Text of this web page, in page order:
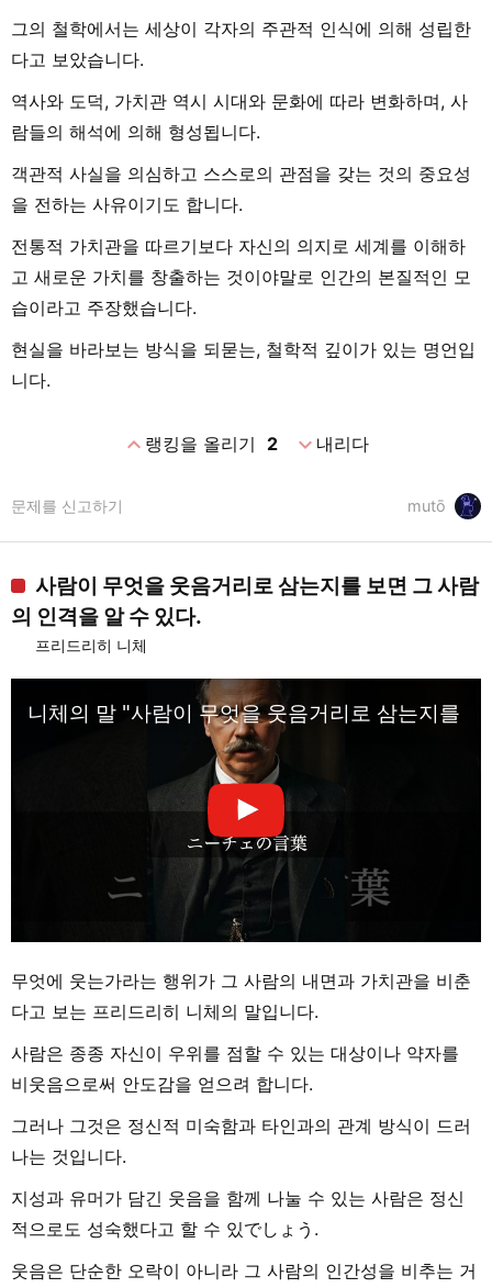
그의 철학에서는 세상이 각자의 주관적 인식에 의해 성립한
다고 보았습니다.
역사와 도덕, 가치관 역시 시대와 문화에 따라 변화하며, 사
람들의 해석에 의해 형성됩니다.
객관적 사실을 의심하고 스스로의 관점을 갖는 것의 중요성
을 전하는 사유이기도 합니다.
전통적 가치관을 따르기보다 자신의 의지로 세계를 이해하
고 새로운 가치를 창출하는 것이야말로 인간의 본질적인 모
습이라고 주장했습니다.
현실을 바라보는 방식을 되묻는, 철학적 깊이가 있는 명언입
니다.
expand_less랭킹을 올리기 2 expand_more내리다
mutō
문제를 신고하기
사람이 무엇을 웃음거리로 삼는지를 보면 그 사람
의 인격을 알 수 있다.
프리드리히 니체
니체의 말 "사람이 무엇을 웃음거리로 삼는지를
무엇에 웃는가라는 행위가 그 사람의 내면과 가치관을 비춘
다고 보는 프리드리히 니체의 말입니다.
사람은 종종 자신이 우위를 점할 수 있는 대상이나 약자를
비웃음으로써 안도감을 얻으려 합니다.
그러나 그것은 정신적 미숙함과 타인과의 관계 방식이 드러
나는 것입니다.
지성과 유머가 담긴 웃음을 함께 나눌 수 있는 사람은 정신
적으로도 성숙했다고 할 수 있でしょう.
웃음은 단순한 오락이 아니라 그 사람의 인간성을 비추는 거